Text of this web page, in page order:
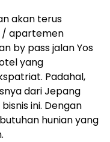
akan terus
/ apartemen
by pass jalan Yos
yang
Padahal,
dari Jepang
ini. Dengan
hunian yang